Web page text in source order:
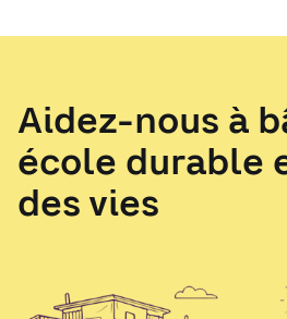
Aidez-nous à
école durable
des vies